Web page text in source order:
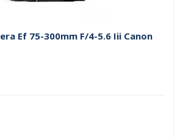
Ef 75-300mm F/4-5.6 Iii Canon